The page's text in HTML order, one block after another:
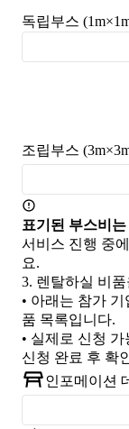
독립부스
조립부스
표기된 부스비
서비스 진행 중
요.
3. 렌탈하실 비
• 아래는 참가
품 목록입니다.
• 실제로 신청
신청 완료 후 확
인포메이션